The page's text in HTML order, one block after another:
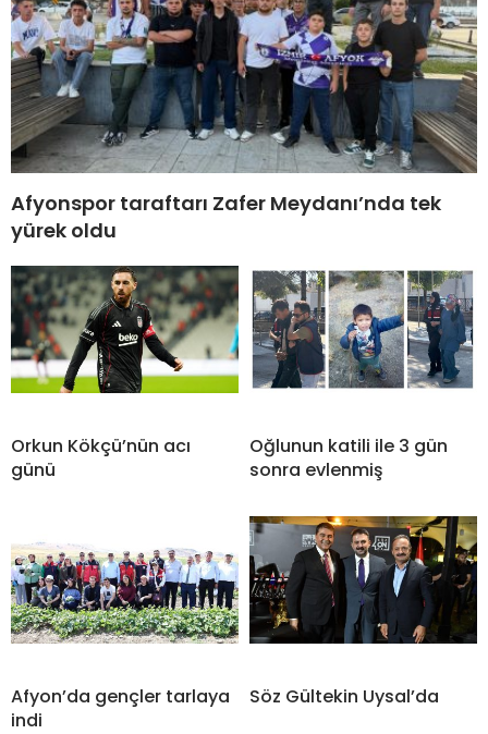
Afyonspor taraftarı Zafer Meydanı’nda tek
yürek oldu
Orkun Kökçü’nün acı
günü
Oğlunun katili ile 3 gün
sonra evlenmiş
Afyon’da gençler tarlaya
indi
Söz Gültekin Uysal’da